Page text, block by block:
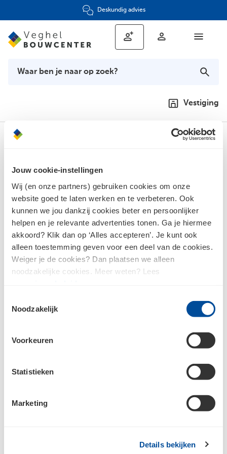
Jouw cookie-instellingen
Wij (en onze partners) gebruiken cookies om onze
website goed te laten werken en te verbeteren. Ook
kunnen we jou dankzij cookies beter en persoonlijker
helpen en je relevante advertenties tonen. Ga je hiermee
akkoord? Klik dan op ‘Alles accepteren’. Je kunt ook
alleen toestemming geven voor een deel van de cookies.
Weiger je de cookies? Dan plaatsen we alleen
noodzakelijke cookies. Meer weten? Lees
Noodzakelijk
Voorkeuren
Statistieken
Marketing
Details bekijken
Deskundig advies
Vestiging
Meld je aan voor de nieuwsbrief en
Jouw e-mailadres
Raadpleeg ons privacybeleid voor meer informatie over hoe we jouw
persoonsgegevens verzamelen en verwerken.
Aanmelden
Bouwcenter Veghel